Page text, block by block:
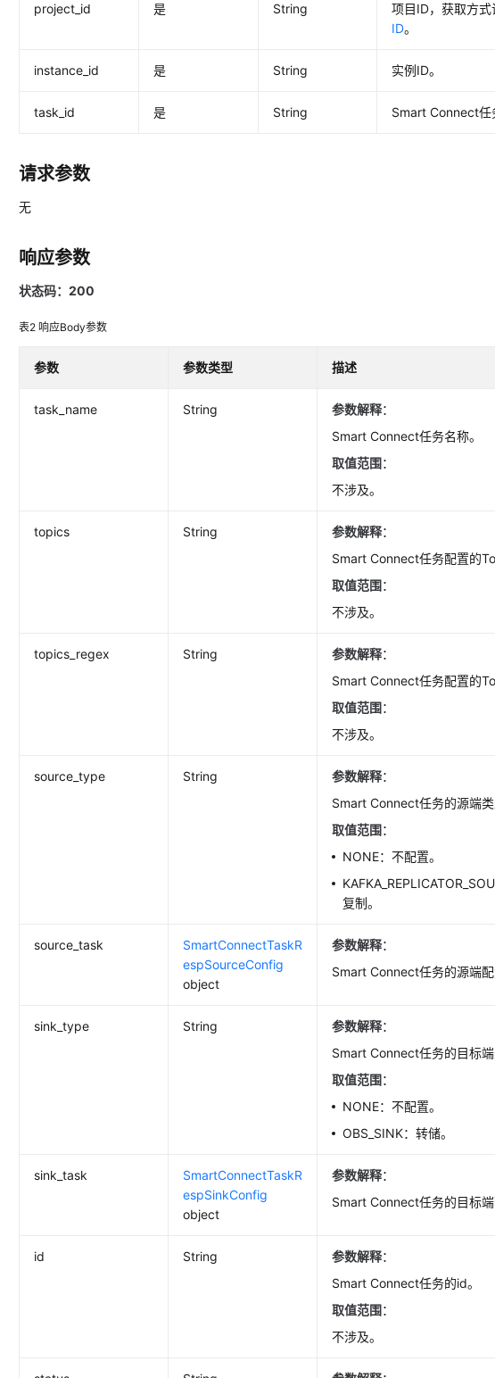
project_id 是 String 项目ID，获取方式
ID。
instance_id 是 String 实例ID。
task_id 是 String Smart Connect任
请求参数
无
响应参数
状态码：200
表2响应Body参数
参数 参数类型 描述
task_name String 参数解释：
Smart Connect任务名称。
取值范围：
不涉及。
topics String 参数解释：
Smart Connect任务配置的
取值范围：
不涉及。
topics_regex String 参数解释：
Smart Connect任务配置的
取值范围：
不涉及。
source_type String 参数解释：
Smart Connect任务的源端类
取值范围：
NONE：不配置。
复制。
source_task
SmartConnectTaskR
espSourceConfig
object
参数解释：
Smart Connect任务的源端配
sink_type String 参数解释：
Smart Connect任务的目标端
取值范围：
NONE：不配置。
OBS_SINK：转储。
sink_task
SmartConnectTaskR
espSinkConfig
object
参数解释：
Smart Connect任务的目标端
id String 参数解释：
Smart Connect任务的id。
取值范围：
不涉及。